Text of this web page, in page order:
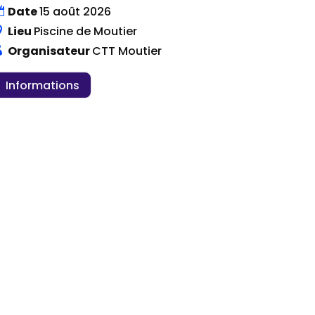
Date15 août 2026
Lieu Piscine de Moutier
OrganisateurCTT Moutier
Informations